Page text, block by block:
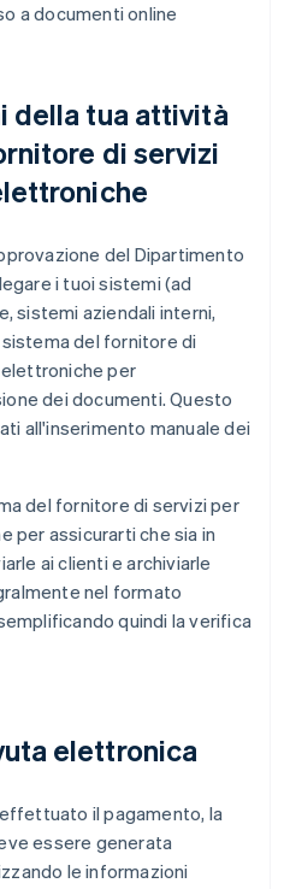
a documenti online
della tua attività
di servizi
del Dipartimento
i tuoi sistemi (ad
sistemi aziendali interni,
sistema del fornitore di
per
dei documenti. Questo
all'inserimento manuale dei
del fornitore di servizi per
per assicurarti che sia in
ai clienti e archiviarle
nel formato
quindi la verifica
elettronica
il pagamento, la
essere generata
le informazioni